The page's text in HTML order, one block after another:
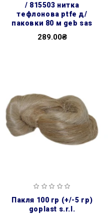
/ 815503 нитка
тефлонова ptfe д/
паковки 80 м geb sas
289.00₴
пакля 100 гр (+/-5 гр)
goplast s.r.l.